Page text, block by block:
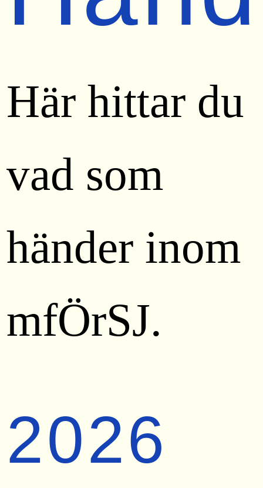
Här hittar du
vad som
händer inom
mfÖrSJ.
2026